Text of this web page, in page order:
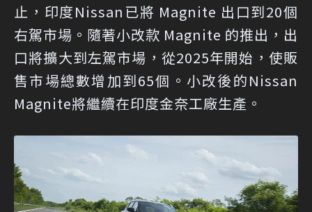
止，印度Nissan已將 Magnite 出口到20個
右駕市場。隨著小改款 Magnite 的推出，出
口將擴大到左駕市場，從2025年開始，使販
售市場總數增加到65個。小改後的Nissan
Magnite將繼續在印度金奈工廠生產。